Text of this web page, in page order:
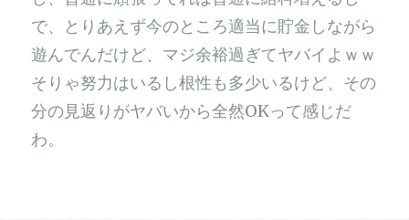
で、とりあえず今のところ適当に貯金しながら
遊んでんだけど、マジ余裕過ぎてヤバイよｗｗ
そりゃ努力はいるし根性も多少いるけど、その
分の見返りがヤバいから全然OKって感じだ
わ。